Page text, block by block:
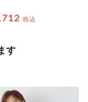
税込
す